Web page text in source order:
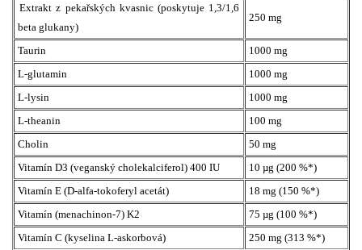
Extrakt z pekařských kvasnic (poskytuje 1,3/1,6
beta glukany)
250 mg
Taurin
1000 mg
L-glutamin
1000 mg
L-lysin
1000 mg
L-theanin
100 mg
Cholin
50 mg
Vitamín D3 (veganský cholekalciferol) 400 IU
10 µg (200 %*)
Vitamín E (D-alfa-tokoferyl acetát)
18 mg (150 %*)
Vitamín (menachinon-7) K2
75 µg (100 %*)
Vitamín C (kyselina L-askorbová)
250 mg (313 %*)